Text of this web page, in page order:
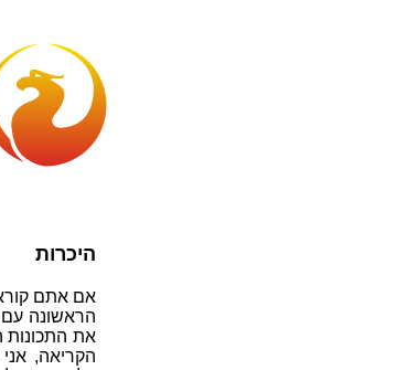
היכרות
אם אתם
הראשונה עם
הקריאה,